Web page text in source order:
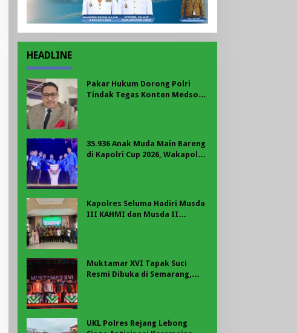
HEADLINE
Pakar Hukum Dorong Polri
Tindak Tegas Konten Medsos
35.936 Anak Muda Main Bareng
di Kapolri Cup 2026, Wakapolri:
Kapolres Seluma Hadiri Musda
III KAHMI dan Musda II
Muktamar XVI Tapak Suci
Resmi Dibuka di Semarang,
UKL Polres Rejang Lebong